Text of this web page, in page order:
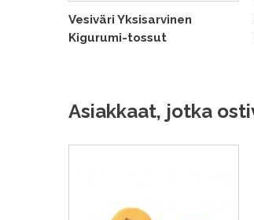
Vesiväri Yksisarvinen
Kigurumi-tossut
Asiakkaat, jotka